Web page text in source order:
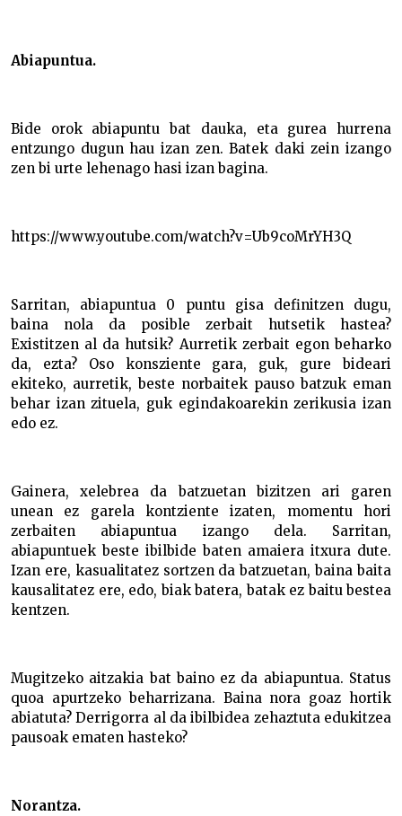
Abiapuntua.
Bide orok abiapuntu bat dauka, eta gurea hurrena
entzungo dugun hau izan zen. Batek daki zein izango
zen bi urte lehenago hasi izan bagina.
https://www.youtube.com/watch?v=Ub9coMrYH3Q
Sarritan, abiapuntua 0 puntu gisa definitzen dugu,
baina nola da posible zerbait hutsetik hastea?
Existitzen al da hutsik? Aurretik zerbait egon beharko
da, ezta? Oso konsziente gara, guk, gure bideari
ekiteko, aurretik, beste norbaitek pauso batzuk eman
behar izan zituela, guk egindakoarekin zerikusia izan
edo ez.
Gainera, xelebrea da batzuetan bizitzen ari garen
unean ez garela kontziente izaten, momentu hori
zerbaiten abiapuntua izango dela. Sarritan,
abiapuntuek beste ibilbide baten amaiera itxura dute.
Izan ere, kasualitatez sortzen da batzuetan, baina baita
kausalitatez ere, edo, biak batera, batak ez baitu bestea
kentzen.
Mugitzeko aitzakia bat baino ez da abiapuntua. Status
quoa apurtzeko beharrizana. Baina nora goaz hortik
abiatuta? Derrigorra al da ibilbidea zehaztuta edukitzea
pausoak ematen hasteko?
Norantza.